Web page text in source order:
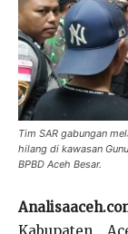
Tim SAR gabungan
hilang di kawasan
BPBD Aceh Besar.